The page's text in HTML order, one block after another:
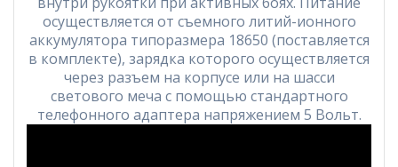
осуществляется от съемного литий-ионного
аккумулятора типоразмера 18650 (поставляется
в комплекте), зарядка которого осуществляется
через разъем на корпусе или на шасси
светового меча с помощью стандартного
телефонного адаптера напряжением 5 Вольт.